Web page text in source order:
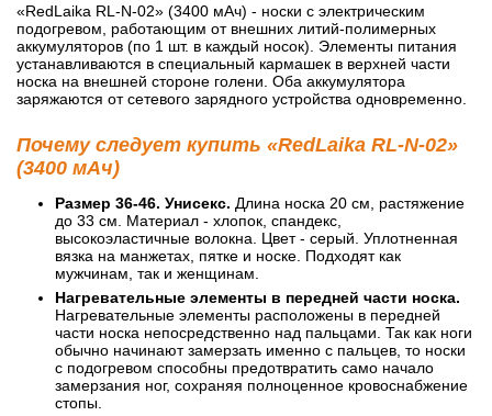
«RedLaika RL-N-02» (3400 мАч) - носки с электрическим
подогревом, работающим от внешних литий-полимерных
аккумуляторов (по 1 шт. в каждый носок). Элементы питания
устанавливаются в специальный кармашек в верхней части
носка на внешней стороне голени. Оба аккумулятора
заряжаются от сетевого зарядного устройства одновременно.
Почему следует купить «RedLaika RL-N-02»
(3400 мАч)
Размер 36-46. Унисекс. Длина носка 20 см, растяжение
до 33 см. Материал - хлопок, спандекс,
высокоэластичные волокна. Цвет - серый. Уплотненная
вязка на манжетах, пятке и носке. Подходят как
мужчинам, так и женщинам.
Нагревательные элементы в передней части носка.
Нагревательные элементы расположены в передней
части носка непосредственно над пальцами. Так как ноги
обычно начинают замерзать именно с пальцев, то носки
с подогревом способны предотвратить само начало
замерзания ног, сохраняя полноценное кровоснабжение
стопы.